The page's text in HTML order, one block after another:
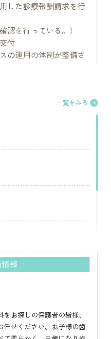
した診療報酬請求を行
認を行っている。）
付
の運用の体制が整備さ
ど必要な診療情報を
情報収集を行う。
度と脈拍計測
療センター
、院内の職員、来院者
ら守るため、感染防止
います。
診歴の有無に関わら
せるような症状を呈す
す。
一覧をみる
情報
をお探しの保護者の皆様、
任せください。お子様の歯